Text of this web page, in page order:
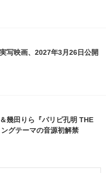
写映画、2027年3月26日公開
幾田りら『パリピ孔明 THE
グテーマの音源初解禁